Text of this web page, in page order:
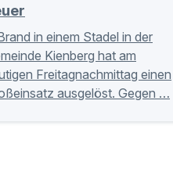
in einem Stadel in der
Kienberg hat am
Freitagnachmittag einen
ausgelöst. Gegen …